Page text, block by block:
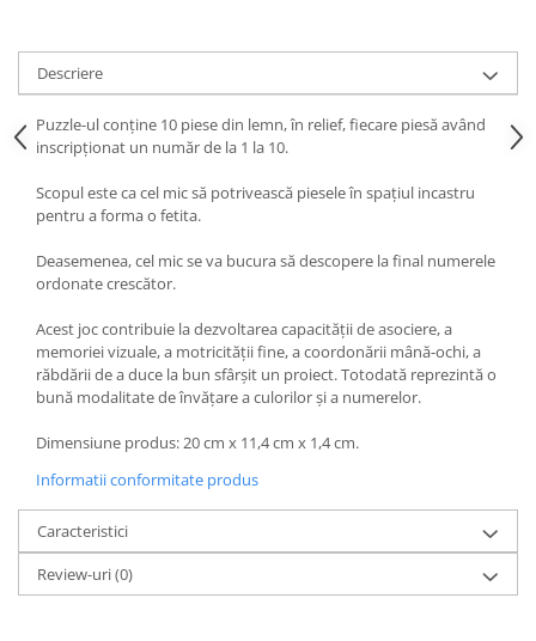
Descriere
Puzzle-ul conţine 10 piese din lemn, în relief, fiecare piesă având
inscripţionat un număr de la 1 la 10.
Scopul este ca cel mic să potrivească piesele în spaţiul incastru
pentru a forma o fetita.
Deasemenea, cel mic se va bucura să descopere la final numerele
ordonate crescător.
Acest joc contribuie la dezvoltarea capacităţii de asociere, a
memoriei vizuale, a motricităţii fine, a coordonării mână-ochi, a
răbdării de a duce la bun sfârşit un proiect. Totodată reprezintă o
bună modalitate de învăţare a culorilor şi a numerelor.
Dimensiune produs: 20 cm x 11,4 cm x 1,4 cm.
Informatii conformitate produs
Caracteristici
Review-uri(0)